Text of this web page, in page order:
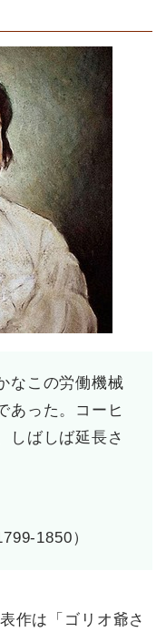
なこの労働機械
あった。コーヒ
しばしば延長さ
1850）
作は「ゴリオ爺さ